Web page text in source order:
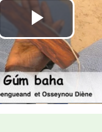
Lire
la
vidéo